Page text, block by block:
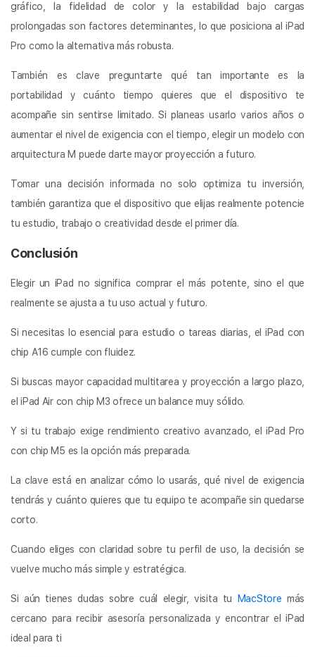
gráfico, la fidelidad de color y la estabilidad bajo cargas
prolongadas son factores determinantes, lo que posiciona al iPad
Pro como la alternativa más robusta.
También es clave preguntarte qué tan importante es la
portabilidad y cuánto tiempo quieres que el dispositivo te
acompañe sin sentirse limitado. Si planeas usarlo varios años o
aumentar el nivel de exigencia con el tiempo, elegir un modelo con
arquitectura M puede darte mayor proyección a futuro.
Tomar una decisión informada no solo optimiza tu inversión,
también garantiza que el dispositivo que elijas realmente potencie
tu estudio, trabajo o creatividad desde el primer día.
Conclusión
Elegir un iPad no significa comprar el más potente, sino el que
realmente se ajusta a tu uso actual y futuro.
Si necesitas lo esencial para estudio o tareas diarias, el iPad con
chip A16 cumple con fluidez.
Si buscas mayor capacidad multitarea y proyección a largo plazo,
el iPad Air con chip M3 ofrece un balance muy sólido.
Y si tu trabajo exige rendimiento creativo avanzado, el iPad Pro
con chip M5 es la opción más preparada.
La clave está en analizar cómo lo usarás, qué nivel de exigencia
tendrás y cuánto quieres que tu equipo te acompañe sin quedarse
corto.
Cuando eliges con claridad sobre tu perfil de uso, la decisión se
vuelve mucho más simple y estratégica.
Si aún tienes dudas sobre cuál elegir, visita tu MacStore más
cercano para recibir asesoría personalizada y encontrar el iPad
ideal para ti